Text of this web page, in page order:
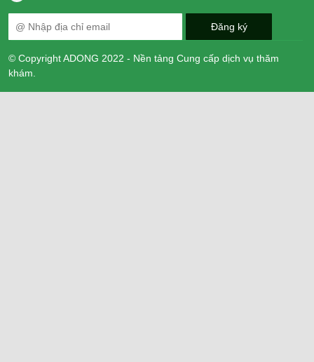
© Copyright ADONG 2022 - Nền tảng Cung cấp dịch vụ thăm
khám.